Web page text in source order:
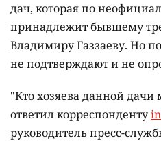
дач, которая по
принадлежит бывшему
Владимиру Газзаеву. Но
не подтверждают и не
"Кто хозяева данной дачи
ответил корреспонденту
руководитель пресс-